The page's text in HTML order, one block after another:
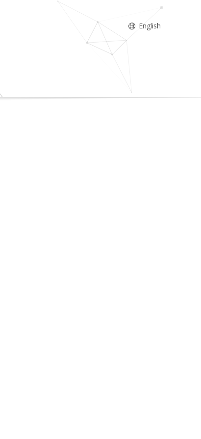
English